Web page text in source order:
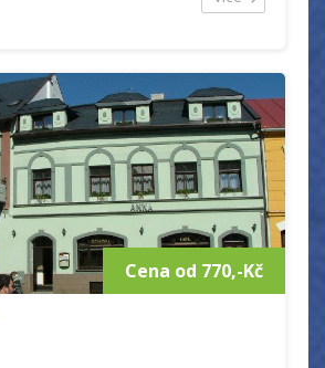
s WC a sprchovým koutem). Pro
všech pokojích) a infrasauna. Přístup
dva z pokojů jsou bezbariérové.
je zdarma přímo před penzionem.
nabízíme také možnost
i polopenze přímo v penzionu.
točené pivo, limonáda a bar. V
nabízíme hostům zdarma skibus
po dohodě pro skupiny skibus
Cena od 770,-Kč